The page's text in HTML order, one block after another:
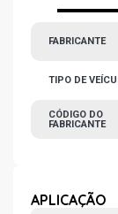
FABRICANTE
TIPO DE
CÓDIGO DO
FABRICANTE
APLICAÇÃO